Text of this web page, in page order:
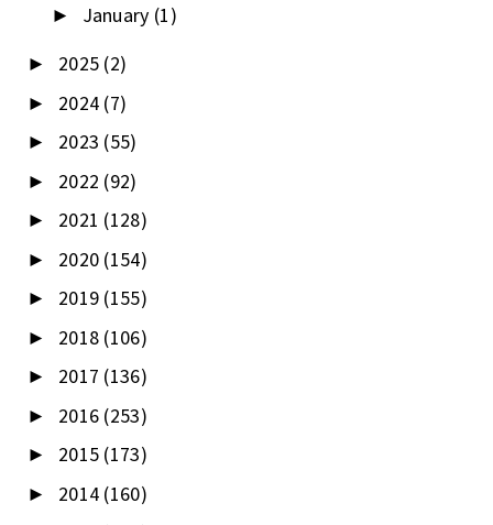
► January (1)
► 2025 (2)
► 2024 (7)
► 2023 (55)
► 2022 (92)
► 2021 (128)
► 2020 (154)
► 2019 (155)
► 2018 (106)
► 2017 (136)
► 2016 (253)
► 2015 (173)
► 2014 (160)